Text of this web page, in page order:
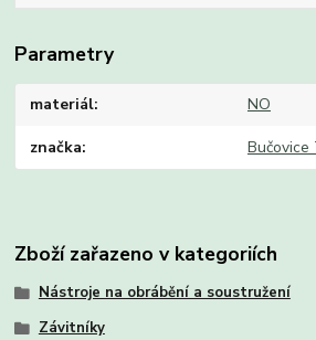
Parametry
materiál NO
značka Bučovice
Zboží zařazeno v kategoriích
Nástroje na obrábění a soustružení
Závitníky